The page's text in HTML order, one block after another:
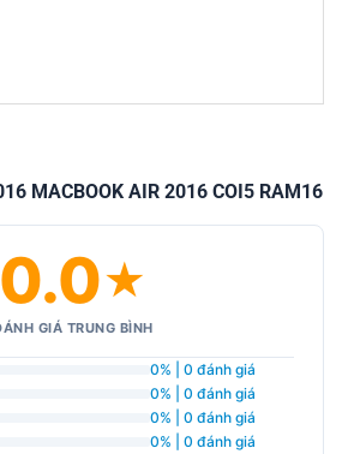
MACBOOK AIR 2016 COI5 RAM16
0.0★
GIÁ TRUNG BÌNH
0% | 0 đánh giá
0% | 0 đánh giá
0% | 0 đánh giá
0% | 0 đánh giá